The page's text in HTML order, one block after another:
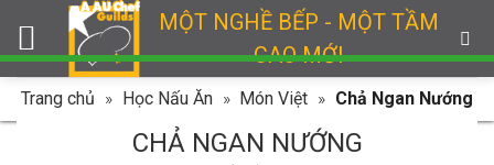
content
MỘT NGHỀ BẾP - MỘT TẦM
CAO MỚI
Trang chủ » Học Nấu Ăn » Món Việt » Chả Ngan Nướng
CHẢ NGAN NƯỚNG